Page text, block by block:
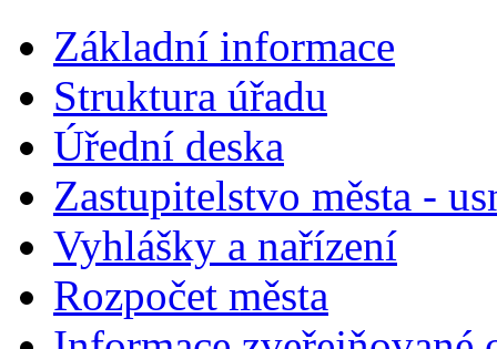
Základní informace
Struktura úřadu
Úřední deska
Zastupitelstvo města -
Vyhlášky a nařízení
Rozpočet města